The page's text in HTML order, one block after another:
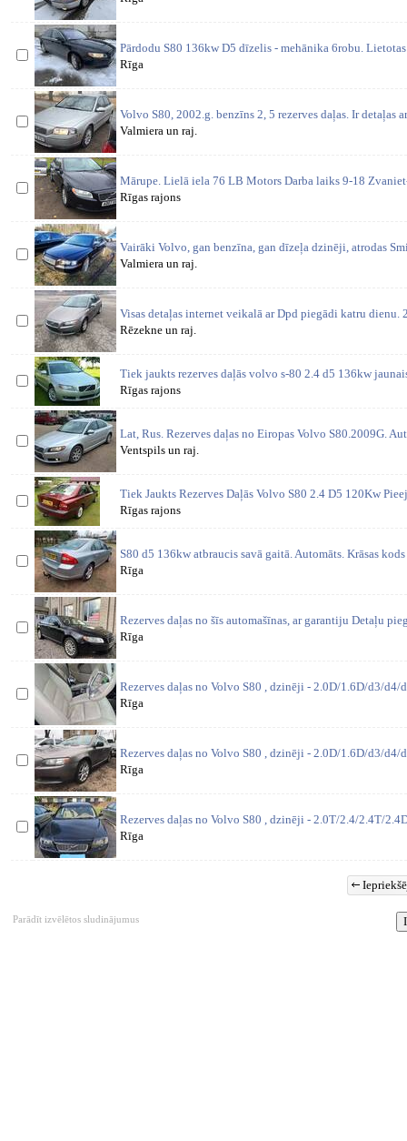
Pārdodu S80 136kw D5 dīzelis - mehānika 6robu. Lietotas
Rīga
Volvo S80, 2002.g. benzīns 2, 5 rezerves daļas. Ir detaļas
Valmiera un raj.
Mārupe. Lielā iela 76 LB Motors Darba laiks 9-18
Rīgas rajons
Vairāki Volvo, gan benzīna, gan dīzeļa dzinēji, atrodas
Valmiera un raj.
Visas detaļas internet veikalā ar Dpd piegādi katru dienu.
Rēzekne un raj.
Tiek jaukts rezerves daļās volvo s-80 2.4 d5 136kw
Rīgas rajons
Lat, Rus. Rezerves daļas no Eiropas Volvo S80.2009G.
Ventspils un raj.
Tiek Jaukts Rezerves Daļās Volvo S80 2.4 D5 120Kw
Rīgas rajons
S80 d5 136kw atbraucis savā gaitā. Automāts. Krāsas
Rīga
Rezerves daļas no šīs automašīnas, ar garantiju Detaļu
Rīga
Rezerves daļas no Volvo S80 , dzinēji - 2.0D/1.6D/d3/d4/
Rīga
Rezerves daļas no Volvo S80 , dzinēji - 2.0D/1.6D/d3/d4/
Rīga
Rezerves daļas no Volvo S80 , dzinēji - 2.0T/2.4/2.4T/
Rīga
Parādīt izvēlētos sludinājumus